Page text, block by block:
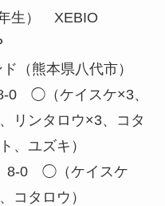
生） XEBIO
（熊本県八代市）
◯（ケイスケ×3、
リンタロウ×3、コタ
、ユズキ）
0 ◯（ケイスケ
コタロウ）